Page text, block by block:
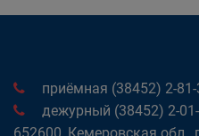
приёмная (38452) 2-
дежурный (38452) 2-